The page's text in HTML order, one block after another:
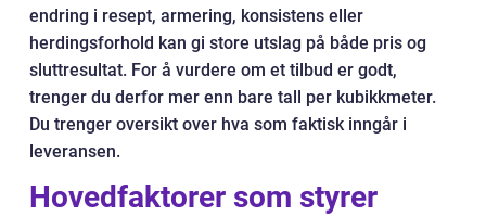
endring i resept, armering, konsistens eller
herdingsforhold kan gi store utslag på både pris og
sluttresultat. For å vurdere om et tilbud er godt,
trenger du derfor mer enn bare tall per kubikkmeter.
Du trenger oversikt over hva som faktisk inngår i
leveransen.
Hovedfaktorer som styrer